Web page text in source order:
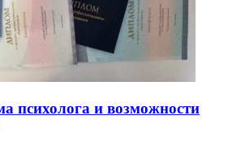
психолога и возможности